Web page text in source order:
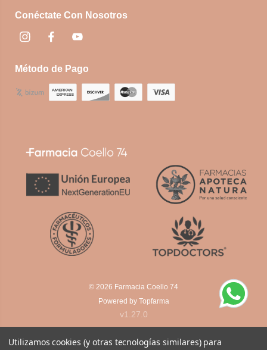
Conéctate Con Nosotros
InstagramFacebookfooter.socialNetworks.youtube
Método de Pago
© 2026 Farmacia Coello 74
Powered by Topfarma
v1.27.0
Utilizamos cookies (y otras tecnologías similares) para